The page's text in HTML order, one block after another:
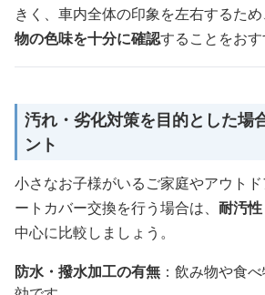
きく、車内全体の印象を左右するため
物の色味を十分に確認することをおす
汚れ・劣化対策を目的とした場
ント
小さなお子様がいるご家庭やアウト
ートカバー交換を行う場合は、 耐汚
中心に比較しましょう。
防水・撥水加工の有無 ：飲み物や食